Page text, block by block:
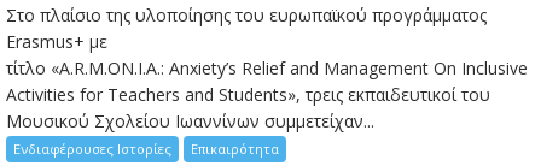
Στο πλαίσιο της υλοποίησης του ευρωπαϊκού προγράμματος
Erasmus+ με
τίτλο «A.R.M.ON.I.A.: Anxiety’s Relief and Management On Inclusive
Activities for Teachers and Students», τρεις εκπαιδευτικοί του
Μουσικού Σχολείου Ιωαννίνων συμμετείχαν...
Ενδιαφέρουσες Ιστορίες Επικαιρότητα